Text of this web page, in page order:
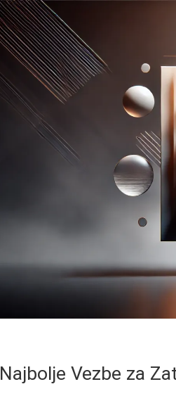
Najbolje Vezbe za